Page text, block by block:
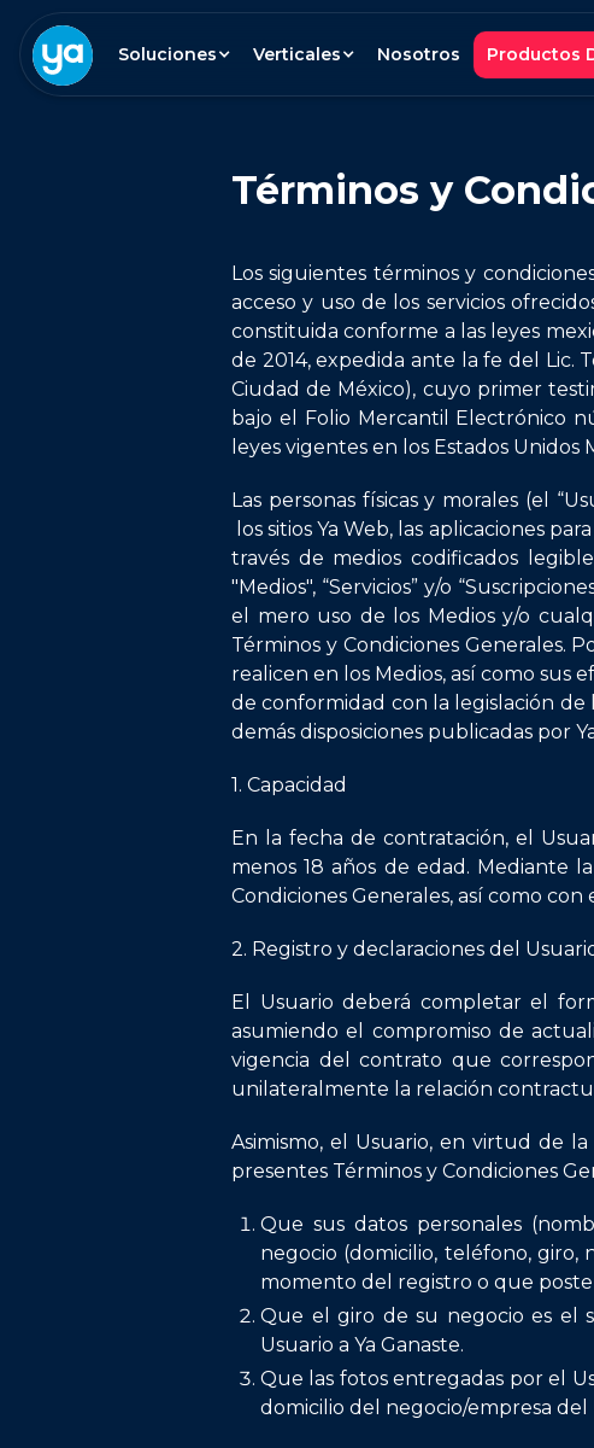
Soluciones Verticales Nosotros Productos
Términos y
Los siguientes términos y
acceso y uso de los servicios
constituida conforme a las leyes
de 2014, expedida ante la fe del Lic.
Ciudad de México), cuyo primer
bajo el Folio Mercantil Electrónico
leyes vigentes en los Estados Unidos
Las personas físicas y morales (el
los sitios Ya Web, las aplicaciones
través de medios codificados
"Medios", “Servicios” y/o
el mero uso de los Medios y/o
Términos y Condiciones Generales.
realicen en los Medios, así como sus
de conformidad con la legislación
demás disposiciones publicadas por
1. Capacidad
En la fecha de contratación, el
menos 18 años de edad. Mediante
Condiciones Generales, así como
2. Registro y declaraciones del
El Usuario deberá completar el
asumiendo el compromiso de
vigencia del contrato que
unilateralmente la relación
Asimismo, el Usuario, en virtud de
presentes Términos y Condiciones
Que sus datos personales
negocio (domicilio, teléfono, giro,
momento del registro o que
Que el giro de su negocio es el
Usuario a Ya Ganaste.
Que las fotos entregadas por el
domicilio del negocio/empresa del